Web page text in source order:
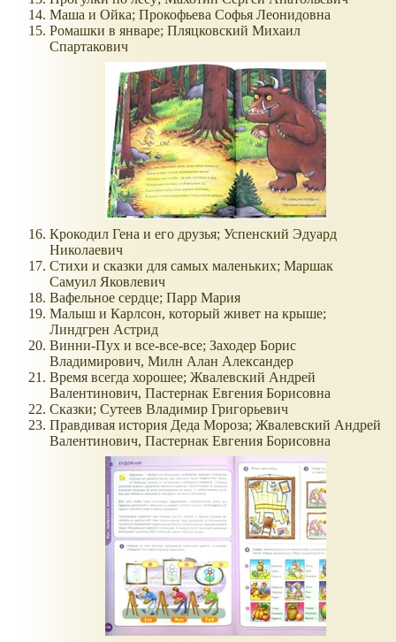
Маша и Ойка; Прокофьева Софья Леонидовна
Ромашки в январе; Пляцковский Михаил
Спартакович
Крокодил Гена и его друзья; Успенский Эдуард
Николаевич
Стихи и сказки для самых маленьких; Маршак
Самуил Яковлевич
Вафельное сердце; Парр Мария
Малыш и Карлсон, который живет на крыше;
Линдгрен Астрид
Винни-Пух и все-все-все; Заходер Борис
Владимирович, Милн Алан Александер
Время всегда хорошее; Жвалевский Андрей
Валентинович, Пастернак Евгения Борисовна
Сказки; Сутеев Владимир Григорьевич
Правдивая история Деда Мороза; Жвалевский Андрей
Валентинович, Пастернак Евгения Борисовна